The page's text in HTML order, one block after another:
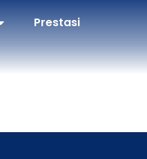
Prestasi